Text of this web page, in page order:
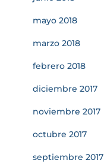
mayo 2018
marzo 2018
febrero 2018
diciembre 2017
noviembre 2017
octubre 2017
septiembre 2017